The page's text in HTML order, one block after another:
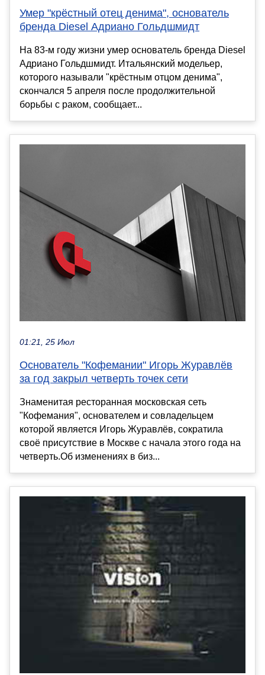
Умер "крёстный отец денима", основатель
бренда Diesel Адриано Гольдшмидт
На 83-м году жизни умер основатель бренда Diesel
Адриано Гольдшмидт. Итальянский модельер,
которого называли "крёстным отцом денима",
скончался 5 апреля после продолжительной
борьбы с раком, сообщает...
01:21, 25 Июл
Основатель "Кофемании" Игорь Журавлёв
за год закрыл четверть точек сети
Знаменитая ресторанная московская сеть
"Кофемания", основателем и совладельцем
которой является Игорь Журавлёв, сократила
своё присутствие в Москве с начала этого года на
четверть.Об изменениях в биз...